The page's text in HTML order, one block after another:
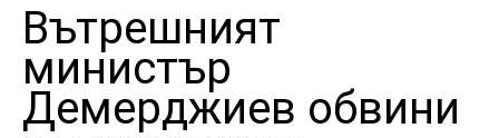
Вътрешният
министър
Демерджиев обвини